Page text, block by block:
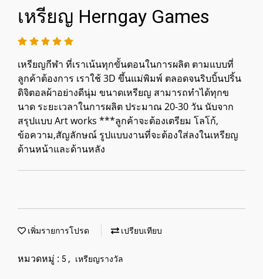
เหรียญ Herngay Games
เหรียญกีฬา ที่เราเน้นทุกขั้นตอนในการผลิต ตามแบบที่
ลูกค้าต้องการ เราใช้ 3D ขึ้นแม่พิมพ์ ตลอดจนริบบิ้นปริ้น
ดิจิตอลผ้าอย่างดีนุ่ม ขนาดเหรียญ สามารถทำได้ทุกข
นาด ระยะเวลาในการผลิต ประมาณ 20-30 วัน นับจาก
สรุปแบบ Art works ***ลูกค้าจะต้องเตรียม โลโก้,
ข้อความ,สัญลักษณ์ รูปแบบงานที่จะต้องใส่ลงในเหรียญ
ด้านหน้าและด้านหลัง
เพิ่มรายการโปรด เปรียบเทียบ
หมวดหมู่ : 5 , เหรียญรางวัล